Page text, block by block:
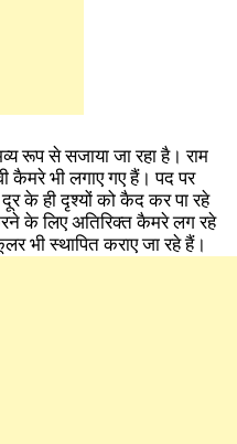
रूप से सजाया जा रहा है। राम
कैमरे भी लगाए गए हैं। पद पर
के ही दृश्यों को कैद कर पा रहे
के लिए अतिरिक्त कैमरे लग रहे
भी स्थापित कराए जा रहे हैं।